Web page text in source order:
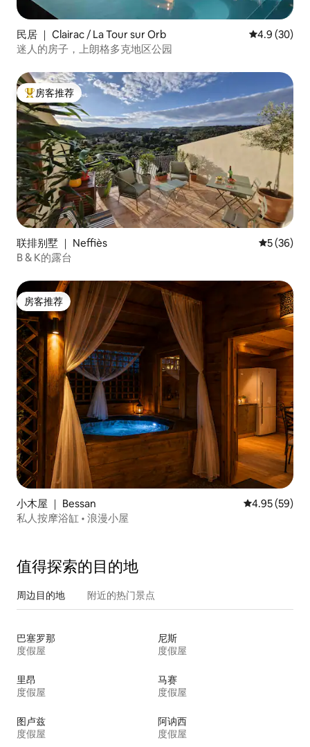
民居 ｜ Clairac / La Tour sur Orb 平均评分
4.9 (30)
迷人的房子，上朗格多克地区公园
热门「房客推荐」
房客推荐
联排别墅 ｜ Neffiès 平均评分
5 (36)
B & K的露台
房客推荐
房客推荐
小木屋 ｜ Bessan 平均评分
4.95 (59)
私人按摩浴缸 • 浪漫小屋
值得探索的目的地
周边目的地 附近的热门景点
巴塞罗那
度假屋
尼斯
度假屋
里昂
度假屋
马赛
度假屋
图卢兹
度假屋
阿讷西
度假屋